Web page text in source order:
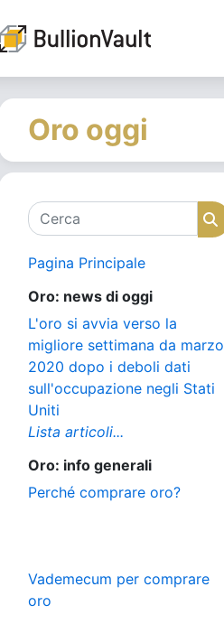
Oro oggi
Cerca
Pagina Principale
Oro: news di oggi
L'oro si avvia verso la
migliore settimana da marzo
2020 dopo i deboli dati
sull'occupazione negli Stati
Uniti
Lista articoli...
Oro: info generali
Perché comprare oro?
Vademecum per comprare
oro